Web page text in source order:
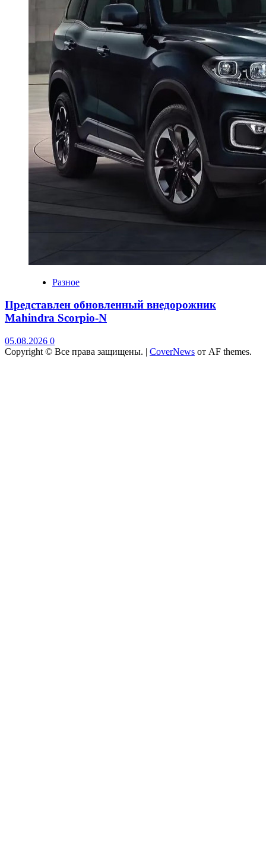
Разное
Представлен обновленный внедорожник
Mahindra Scorpio-N
05.08.2026 0
Copyright © Все права защищены. | CoverNews от AF themes.